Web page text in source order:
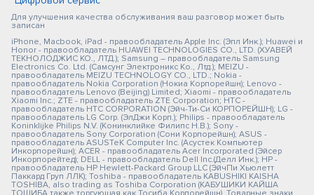
Для улучшения качества обслуживания ваш разговор может быть
записан
iPhone, Macbook, iPad - правообладатель Apple Inc. (Эпл Инк.); Huawei и
Honor - правообладатель HUAWEI TECHNOLOGIES CO., LTD. (ХУАВЕЙ
ТЕКНОЛОДЖИС КО., ЛТД.); Samsung – правообладатель Samsung
Electronics Co. Ltd. (Самсунг Электроникс Ко., Лтд.); MEIZU -
правообладатель MEIZU TECHNOLOGY CO., LTD.; Nokia -
правообладатель Nokia Corporation (Нокиа Корпорейшн); Lenovo -
правообладатель Lenovo (Beijing) Limited; Xiaomi - правообладатель
Xiaomi Inc.; ZTE - правообладатель ZTE Corporation; HTC -
правообладатель HTC CORPORATION (Эйч-Ти-Си КОРПОРЕЙШН); LG -
правообладатель LG Corp. (ЭлДжи Корп.); Philips - правообладатель
Koninklijke Philips N.V. (Конинклийке Филипс Н.В.); Sony -
правообладатель Sony Corporation (Сони Корпорейшн); ASUS -
правообладатель ASUSTeK Computer Inc. (Асустек Компьютер
Инкорпорейшн); ACER - правообладатель Acer Incorporated (Эйсер
Инкорпорейтед); DELL - правообладатель Dell Inc.(Делл Инк.); HP -
правообладатель HP Hewlett-Packard Group LLC (ЭйчПи Хьюлетт
Паккард Груп ЛЛК); Toshiba - правообладатель KABUSHIKI KAISHA
TOSHIBA, also trading as Toshiba Corporation (КАБУШИКИ КАЙША